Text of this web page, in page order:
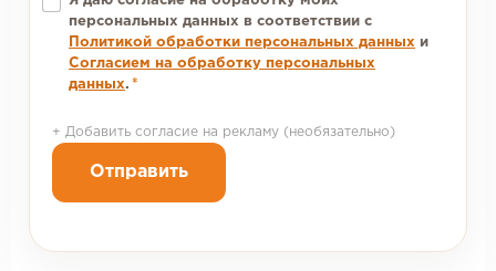
персональных данных в соответствии с
Политикой обработки персональных данных и
Согласием на обработку персональных
данных. *
+ Добавить согласие на рекламу (необязательно)
Отправить